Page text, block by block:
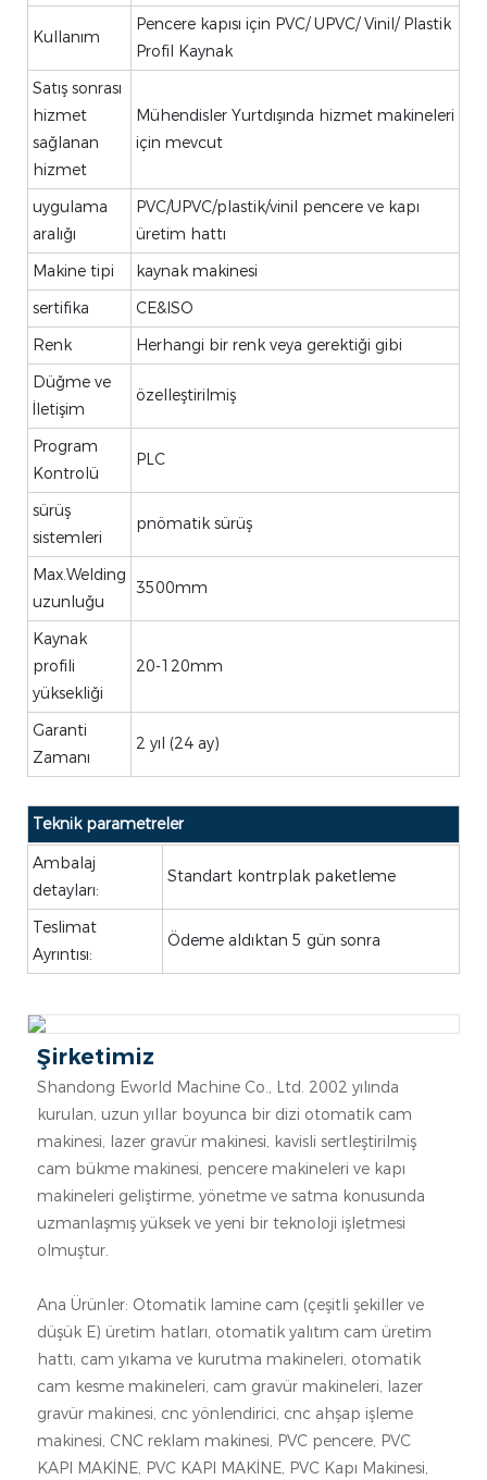
Kullanım
Pencere kapısı için PVC/ UPVC/ Vinil/ Plastik
Profil Kaynak
Satış sonrası
hizmet
sağlanan
hizmet
Mühendisler Yurtdışında hizmet makineleri
için mevcut
uygulama
aralığı
PVC/UPVC/plastik/vinil pencere ve kapı
üretim hattı
Makine tipi
kaynak makinesi
sertifika
CE&ISO
Renk
Herhangi bir renk veya gerektiği gibi
Düğme ve
İletişim
özelleştirilmiş
Program
Kontrolü
PLC
sürüş
sistemleri
pnömatik sürüş
Max.Welding
uzunluğu
3500mm
Kaynak
profili
yüksekliği
20-120mm
Garanti
Zamanı
2 yıl (24 ay)
Teknik parametreler
Ambalaj
detayları:
Standart kontrplak paketleme
Teslimat
Ayrıntısı:
Ödeme aldıktan 5 gün sonra
Şirketimiz
Shandong Eworld Machine Co., Ltd. 2002 yılında
kurulan, uzun yıllar boyunca bir dizi otomatik cam
makinesi, lazer gravür makinesi, kavisli sertleştirilmiş
cam bükme makinesi, pencere makineleri ve kapı
makineleri geliştirme, yönetme ve satma konusunda
uzmanlaşmış yüksek ve yeni bir teknoloji işletmesi
olmuştur.
Ana Ürünler: Otomatik lamine cam (çeşitli şekiller ve
düşük E) üretim hatları, otomatik yalıtım cam üretim
hattı, cam yıkama ve kurutma makineleri, otomatik
cam kesme makineleri, cam gravür makineleri, lazer
gravür makinesi, cnc yönlendirici, cnc ahşap işleme
makinesi, CNC reklam makinesi, PVC pencere, PVC
KAPI MAKİNE, PVC KAPI MAKİNE, PVC Kapı Makinesi,